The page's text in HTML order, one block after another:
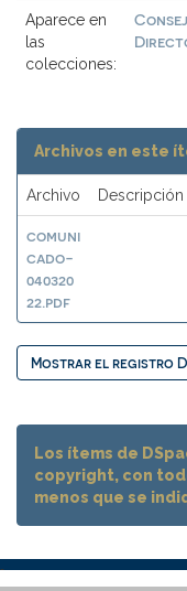
Aparece en
las
colecciones:
Archivos en este
Archivo Descripción
comuni
cado-
040320
22.pdf
Mostrar el registro
Los ítems de
copyright, con
menos que se